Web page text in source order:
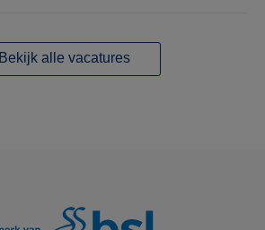
Bekijk alle vacatures